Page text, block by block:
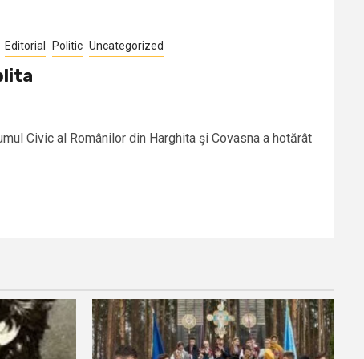
Editorial Politic Uncategorized
Civic al Românilor din Harghita şi Covasna a hotărât